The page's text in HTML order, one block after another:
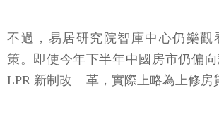
不過，易居研究院智庫中心仍樂觀
策。即使今年下半年中國房市仍偏
LPR 新制改 革，實際上略為上修房